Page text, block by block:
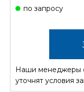
по запросу
Наши менеджеры
уточнят условия